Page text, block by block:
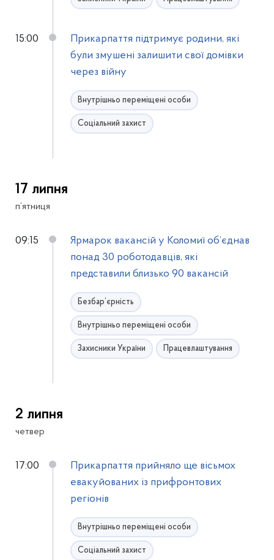
15:00
Прикарпаття підтримує родини, які
були змушені залишити свої домівки
через війну
Внутрішньо переміщені особи
Соціальний захист
17 липня
п’ятниця
09:15
Ярмарок вакансій у Коломиї об’єднав
понад 30 роботодавців, які
представили близько 90 вакансій
Безбар’єрність
Внутрішньо переміщені особи
Захисники України Працевлаштування
2 липня
четвер
17:00
Прикарпаття прийняло ще вісьмох
евакуйованих із прифронтових
регіонів
Внутрішньо переміщені особи
Соціальний захист